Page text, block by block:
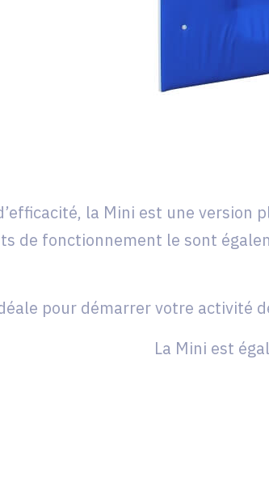
la Mini est une version
de fonctionnement le sont
pour démarrer votre activité
La Mini est